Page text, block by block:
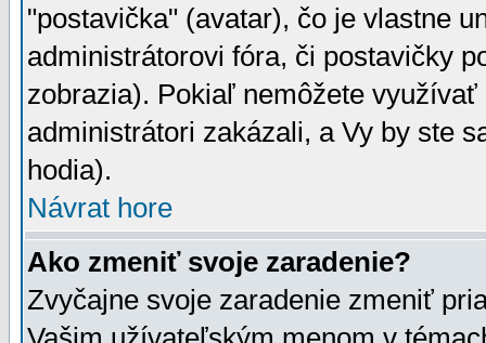
"postavička" (avatar), čo je vlastne
administrátorovi fóra, či postavičky
zobrazia). Pokiaľ nemôžete
administrátori zakázali, a Vy by ste
hodia).
Návrat hore
Ako zmeniť svoje zaradenie?
Zvyčajne svoje zaradenie zmeniť